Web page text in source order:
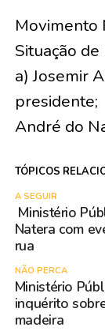
Movimento
Situação de
a) Josemir
presidente;
André do
TÓPICOS
A SEGUIR
Ministério
Natera com
rua
NÃO PERCA
Ministério
inquérito
madeira